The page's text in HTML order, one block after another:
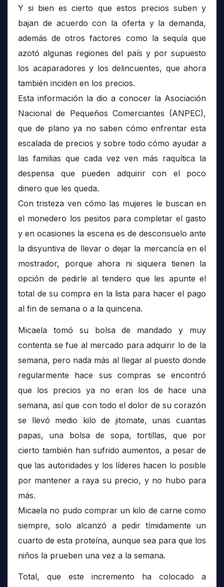
Y si bien es cierto que estos precios suben y
bajan de acuerdo con la oferta y la demanda,
además de otros factores como la sequía que
azotó algunas regiones del país y por supuesto
los acaparadores y los delincuentes, que ahora
también inciden en los precios.
Esta información la dio a conocer la Asociación
Nacional de Pequeños Comerciantes (ANPEC),
que de plano ya no saben cómo enfrentar esta
escalada de precios y sobre todo cómo ayudar a
las familias que cada vez ven más raquítica la
despensa que pueden adquirir con el poco
dinero que les queda.
Con tristeza ven cómo las mujeres le buscan en
el monedero los pesitos para completar el gasto
y en ocasiones la escena es de desconsuelo ante
la disyuntiva de llevar o dejar la mercancía en el
mostrador, porque ahora ni siquiera tienen la
opción de pedirle al tendero que les apunte el
total de su compra en la lista para hacer el pago
al fin de semana o a la quincena.
Micaela tomó su bolsa de mandado y muy
contenta se fue al mercado para adquirir lo de la
semana, pero nada más al llegar al puesto donde
regularmente hace sus compras se encontró
que los precios ya no eran los de hace una
semana, así que con todo el dolor de su corazón
se llevó medio kilo de jitomate, unas cuantas
papas, una bolsa de sopa, tortillas, que por
cierto también han sufrido aumentos, a pesar de
que las autoridades y los líderes hacen lo posible
por mantener a raya su precio, y no hubo para
más.
Micaela no pudo comprar un kilo de carne como
siempre, solo alcanzó a pedir tímidamente un
cuarto de esta proteína, aunque sea para que los
niños la prueben una vez a la semana.
Total, que este incremento ha colocado a